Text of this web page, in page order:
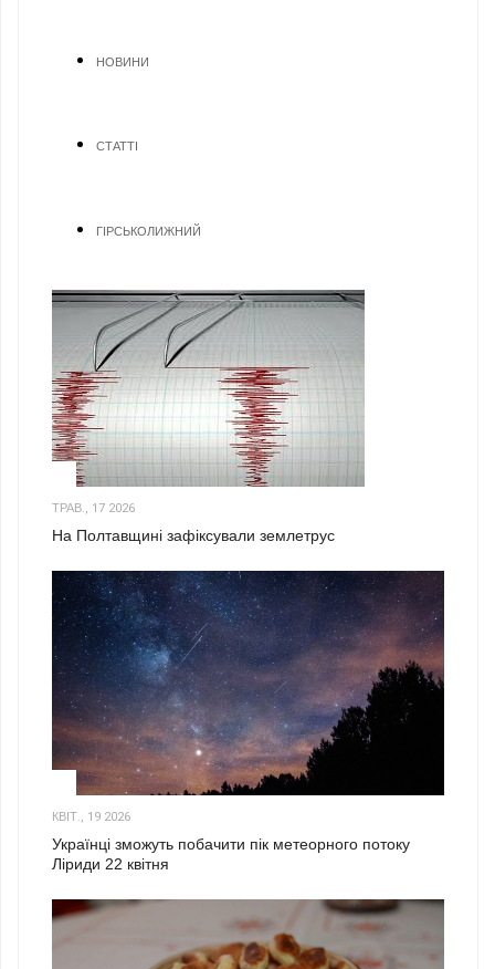
НОВИНИ
СТАТТІ
ГІРСЬКОЛИЖНИЙ
ТРАВ., 17 2026
На Полтавщині зафіксували землетрус
КВІТ., 19 2026
Українці зможуть побачити пік метеорного потоку
Ліриди 22 квітня